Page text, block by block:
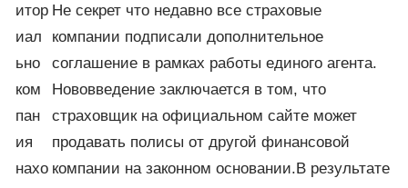
итор
иал
ьно
ком
пан
ия
нахо
Не секрет что недавно все страховые
компании подписали дополнительное
соглашение в рамках работы единого агента.
Нововведение заключается в том, что
страховщик на официальном сайте может
продавать полисы от другой финансовой
компании на законном основании.В результате